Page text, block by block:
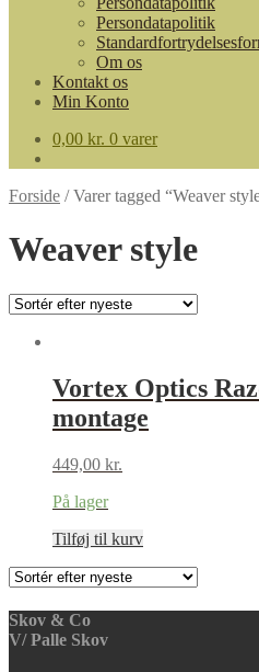
Persondatapolitik
Om os
Kontakt os
Min Konto
0,00 kr. 0 varer
Forside /Varer tagged “Weaver
Weaver style
Vortex Optics
montage
449,00 kr.
På lager
Tilføj til kurv
Skov & Co
V/ Palle Skov